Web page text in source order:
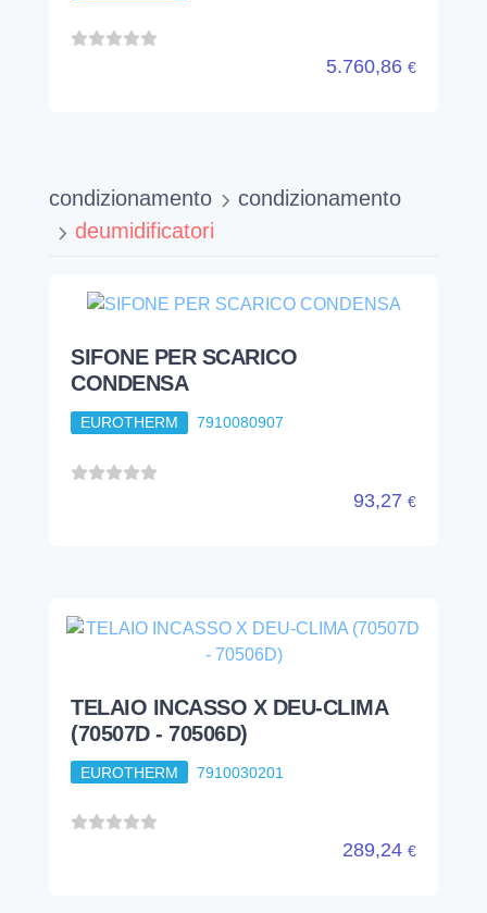
5.760,86 €
condizionamento
condizionamento
deumidificatori
SIFONE PER SCARICO
CONDENSA
EUROTHERM 7910080907
93,27 €
TELAIO INCASSO X DEU-CLIMA
(70507D - 70506D)
EUROTHERM 7910030201
289,24 €